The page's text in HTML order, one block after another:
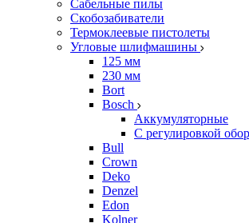
Сабельные пилы
Скобозабиватели
Термоклеевые пистолеты
Угловые шлифмашины
125 мм
230 мм
Bort
Bosch
Аккумуляторные
С регулировкой
Bull
Crown
Deko
Denzel
Edon
Kolner